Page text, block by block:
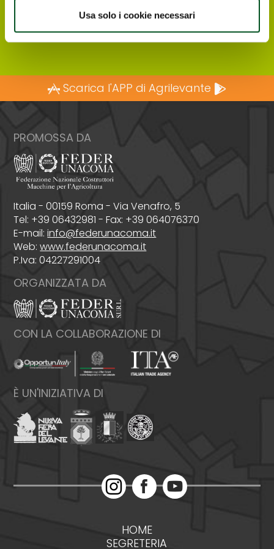
Usa solo i cookie necessari
Registrati ONLINE
Scarica l'APP di Agrilevante
PROMOSSA DA
Italia - 00159 Roma - Via Venafro, 5
Tel: +39 06432981 - Fax: +39 064076370
E-mail:info@federunacoma.it
Web:www.federunacoma.it
P.Iva: 04227291004
ORGANIZZATA DA
CON LA COLLABORAZIONE DI
È UN'INIZIATIVA DI
HOME
SEGRETERIA